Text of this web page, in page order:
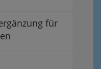
für